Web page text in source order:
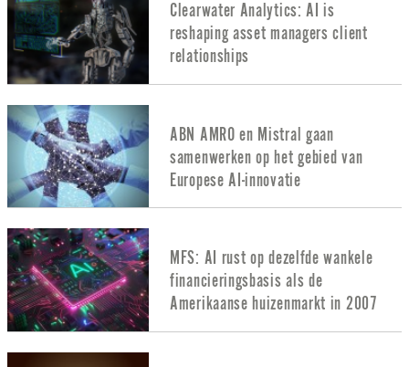
Clearwater Analytics: AI is
reshaping asset managers client
relationships
ABN AMRO en Mistral gaan
samenwerken op het gebied van
Europese AI-innovatie
MFS: AI rust op dezelfde wankele
financieringsbasis als de
Amerikaanse huizenmarkt in 2007